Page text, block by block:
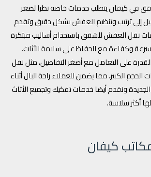
في كيفان يتطلب خدمات خاصة نظرا لصغر
إلى ترتيب وتنظيم العفش بشكل دقيق وتقدم
نقل العفش للشقق باستخدام أساليب مبتكرة
وكفاءة مع الحفاظ على سلامة الأثاث،
على التعامل مع أصغر التفاصيل، مثل نقل
الكبير، مما يضمن للعملاء راحة البال أثناء
ونقدم أيضا خدمات تفكيك وتجميع الأثاث
أكثر سلاسة.
كيفان